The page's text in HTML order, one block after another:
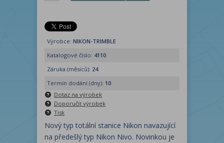
Výrobce: NIKON-TRIMBLE
Katalogové číslo: 4110
Záruka (měsíců): 24
Termín dodání (dny): 10
Dotaz na výrobek
Doporučit výrobek
Tisk
Nový typ totální stanice Nikon navazující
na předešlý typ Nikon Nivo. Novinkou je